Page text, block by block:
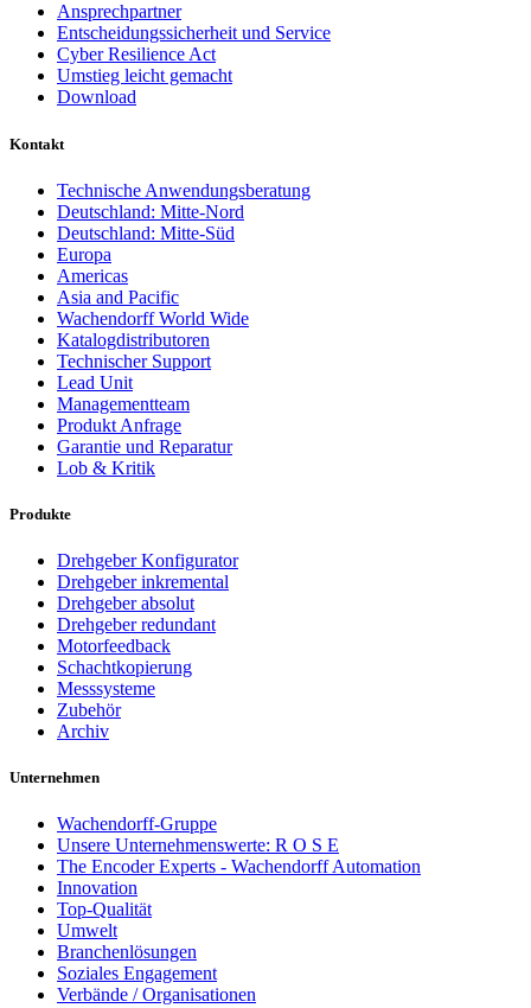
Ansprechpartner
Entscheidungssicherheit und Service
Cyber Resilience Act
Umstieg leicht gemacht
Download
Kontakt
Technische Anwendungsberatung
Deutschland: Mitte-Nord
Deutschland: Mitte-Süd
Europa
Americas
Asia and Pacific
Wachendorff World Wide
Katalogdistributoren
Technischer Support
Lead Unit
Managementteam
Produkt Anfrage
Garantie und Reparatur
Lob & Kritik
Produkte
Drehgeber Konfigurator
Drehgeber inkremental
Drehgeber absolut
Drehgeber redundant
Motorfeedback
Schachtkopierung
Messsysteme
Zubehör
Archiv
Unternehmen
Wachendorff-Gruppe
Unsere Unternehmenswerte: R O S E
The Encoder Experts - Wachendorff Automation
Innovation
Top-Qualität
Umwelt
Branchenlösungen
Soziales Engagement
Verbände / Organisationen